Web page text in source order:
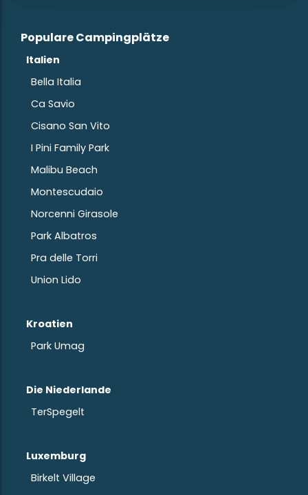
Populare Campingplätze
Italien
Bella Italia
Ca Savio
Cisano San Vito
I Pini Family Park
Malibu Beach
Montescudaio
Norcenni Girasole
Park Albatros
Pra delle Torri
Union Lido
Kroatien
Park Umag
Die Niederlande
TerSpegelt
Luxemburg
Birkelt Village